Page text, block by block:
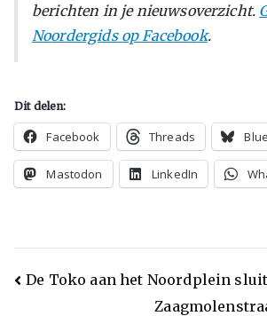
berichten in je nieuwsoverzicht.
Noordergids op Facebook.
Dit delen:
Facebook Threads
Mastodon LinkedIn
De Toko aan het Noordplein sluit